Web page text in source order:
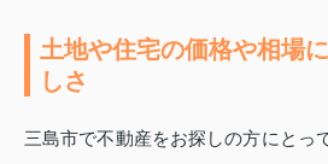
土地や住宅の価格や相場
しさ
三島市で不動産をお探しの方にとっ